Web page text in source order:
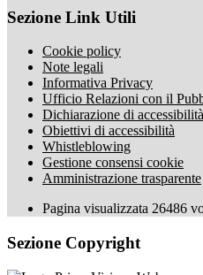
Sezione Link Utili
Cookie policy
Note legali
Informativa Privacy
Ufficio Relazioni con il
Dichiarazione di accessibilità
Obiettivi di accessibilità
Whistleblowing
Gestione consensi cookie
Amministrazione trasparente
Pagina visualizzata 26486
Sezione Copyright